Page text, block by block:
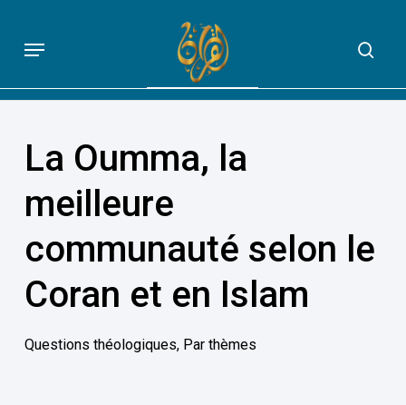
main
content
QUE DIT VRAIMENT LE CORAN
Menu
La Oumma, la
meilleure
communauté selon le
Coran et en Islam
Questions théologiques, Par thèmes